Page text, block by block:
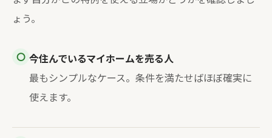
ょう。
⭕ 今住んでいるマイホームを売る人
最もシンプルなケース。条件を満たせばほぼ確実に
使えます。